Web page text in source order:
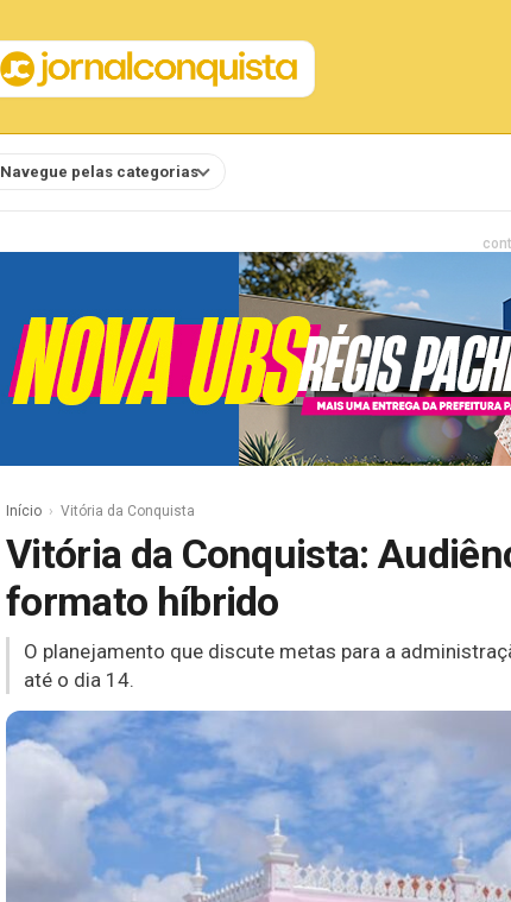
Navegue pelas categorias
Início Vitória da Conquista
Vitória da Conquista:
formato híbrido
O planejamento que discute metas para a
até o dia 14.